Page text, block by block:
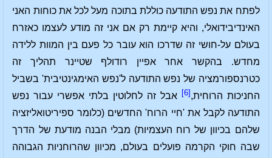
לפתח את נפש התודעה כוללת בתוכה מעל לכל את כוחות האני
האינדיבידואלי, והיא קיימת רק אם אני זה מודע לעצמו כאזרח
בעולם על-חושי זה שדרכו הוא עובר כל פעם בין המוות ללידה
מחדש. בהקשר אחר אפיין רודולף שטיינר תהליך זה
כטרנספורמציה של נפש התודעה ל'נפש האימגינטיבית' בשביל
החניכות הרוחית, [6]
אבל זה לחלוטין בלתי אפשרי עבור נפש
התודעה לקבל את 'חיי הרוח' החדשים (כלומר ספיריטואליזציה
שלהם בכיוון של רוח העצמיות) מבלי הבנה מודעת של הדרך
שבה חוקי הקרמה פועלים בעולם, מכיוון שהרוחניות הגבוהה